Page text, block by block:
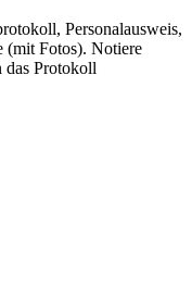
Personalausweis,
(mit Fotos). Notiere
das Protokoll